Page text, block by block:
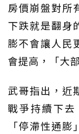
房價崩盤對所
下跌就是翻身
膨不會讓人民
會提高，「大
武哥指出，近
戰爭持續下
「停滯性通